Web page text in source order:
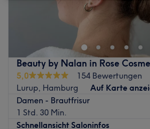
Beauty by Nalan in Rose
5,0
154 Bewertungen
Lurup, Hamburg
Auf Karte
Damen - Brautfrisur
1 Std. 30 Min.
Schnellansicht Saloninfos